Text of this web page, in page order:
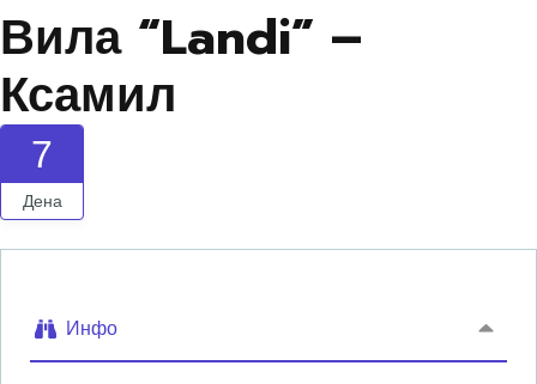
Вила “Landi” –
Ксамил
7
Дена
Инфо